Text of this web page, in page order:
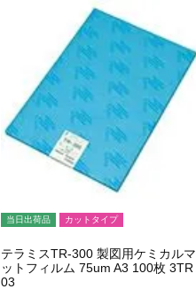
当日出荷品 カットタイプ
テラミスTR-300 製図用ケミカルマ
ットフィルム 75um A3 100枚 3TR
03